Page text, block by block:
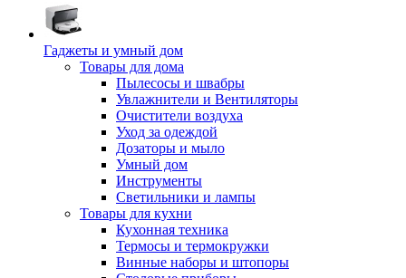
Гаджеты и умный дом
Товары для дома
Пылесосы и швабры
Увлажнители и Вентиляторы
Очистители воздуха
Уход за одеждой
Дозаторы и мыло
Умный дом
Инструменты
Светильники и лампы
Товары для кухни
Кухонная техника
Термосы и термокружки
Винные наборы и штопоры